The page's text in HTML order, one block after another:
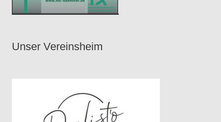
Unser Vereinsheim